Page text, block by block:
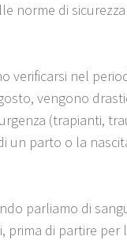
norme di
verificarsi nel
vengono
(trapianti,
un parto o la
parliamo di
di partire per